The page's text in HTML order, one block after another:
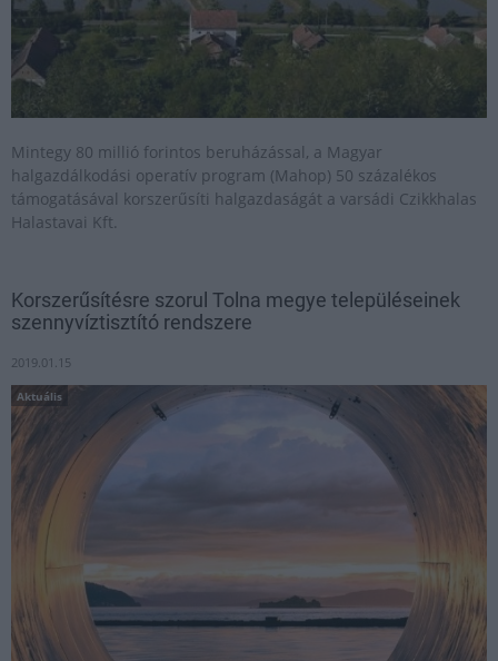
Mintegy 80 millió forintos beruházással, a Magyar
halgazdálkodási operatív program (Mahop) 50 százalékos
támogatásával korszerűsíti halgazdaságát a varsádi Czikkhalas
Halastavai Kft.
Korszerűsítésre szorul Tolna megye településeinek
szennyvíztisztító rendszere
2019.01.15
Aktuális